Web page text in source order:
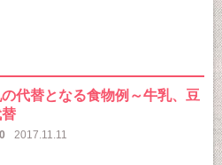
代替となる食物例～牛乳、豆
2017.11.11